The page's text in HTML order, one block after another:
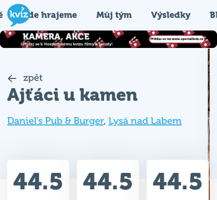
Kde hrajeme Můj tým Výsledky
zpět
Ajťáci u kamen
Daniel's Pub & Burger, Lysá nad Labem
44.5 44.5 44.5